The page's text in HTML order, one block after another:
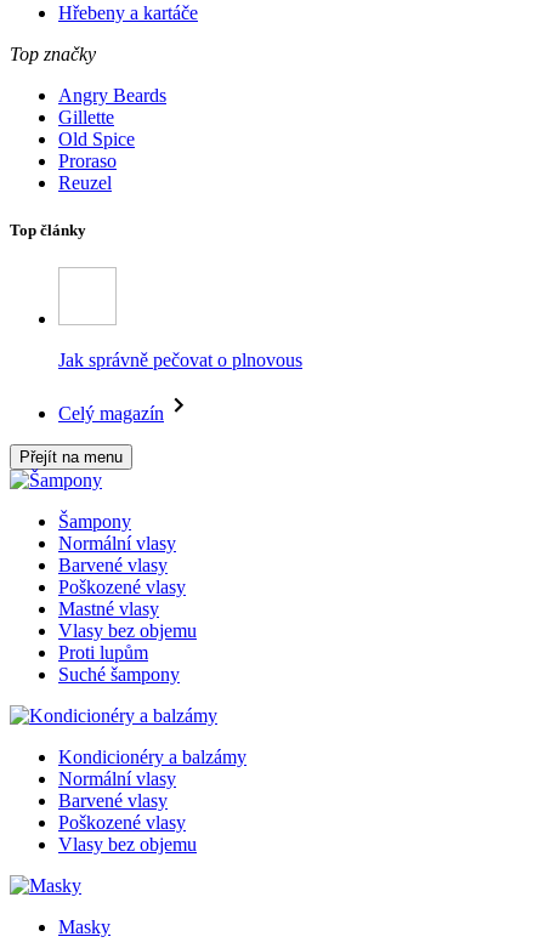
Hřebeny a kartáče
Top značky
Angry Beards
Gillette
Old Spice
Proraso
Reuzel
Top články
Jak správně pečovat o plnovous
Celý magazín
Přejít na menu
Šampony
Normální vlasy
Barvené vlasy
Poškozené vlasy
Mastné vlasy
Vlasy bez objemu
Proti lupům
Suché šampony
Kondicionéry a balzámy
Normální vlasy
Barvené vlasy
Poškozené vlasy
Vlasy bez objemu
Masky